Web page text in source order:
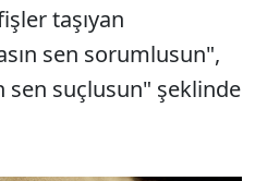
taşıyan
sen sorumlusun",
sen suçlusun" şeklinde